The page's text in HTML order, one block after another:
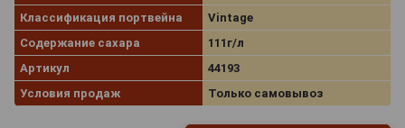
Классификация портвейна
Vintage
Содержание сахара
111г/л
Артикул
44193
Условия продаж
Только самовывоз